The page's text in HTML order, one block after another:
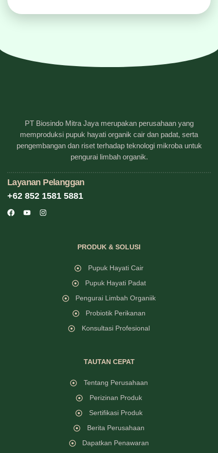
PT Biosindo Mitra Jaya merupakan perusahaan yang
memproduksi pupuk hayati organik cair dan padat, serta
pengembangan dan riset terhadap teknologi mikroba untuk
pengurai limbah organik.
Layanan Pelanggan
+62 852 1581 5881
PRODUK & SOLUSI
Pupuk Hayati Cair
Pupuk Hayati Padat
Pengurai Limbah Organiik
Probiotik Perikanan
Konsultasi Profesional
TAUTAN CEPAT
Tentang Perusahaan
Perizinan Produk
Sertifikasi Produk
Berita Perusahaan
Dapatkan Penawaran